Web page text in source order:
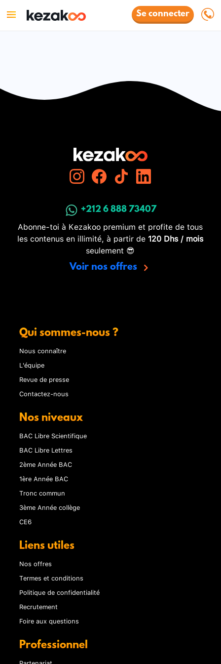
Se connecter
+212 6 888 73407
Abonne-toi à Kezakoo premium et profite de tous
les contenus en illimité, à partir de 120 Dhs / mois
seulement 😎
Voir nos offres
Qui sommes-nous ?
Nous connaître
L'équipe
Revue de presse
Contactez-nous
Nos niveaux
BAC Libre Scientifique
BAC Libre Lettres
2ème Année BAC
1ère Année BAC
Tronc commun
3ème Année collège
CE6
Liens utiles
Nos offres
Termes et conditions
Politique de confidentialité
Recrutement
Foire aux questions
Professionnel